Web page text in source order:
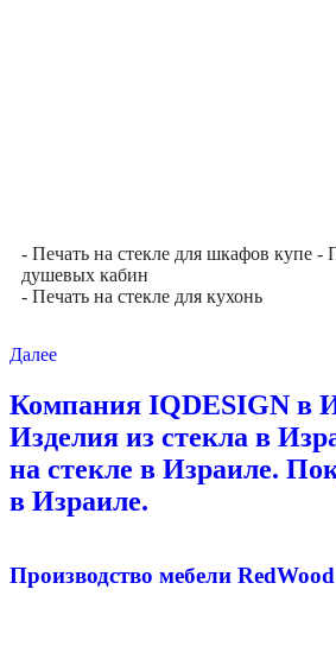
- Печать на стекле для шкафов купе -
душевых кабин
- Печать на стекле для кухонь
Далее
Компания IQDESIGN в
Изделия из стекла в
на стекле в Израиле.
в Израиле.
Производство мебели RedWood